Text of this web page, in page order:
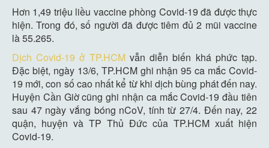
Hơn 1,49 triệu liều vaccine phòng Covid-19 đã được thực
hiện. Trong đó, số người đã được tiêm đủ 2 mũi vaccine
là 55.265.
Dịch Covid-19 ở TP.HCMvẫn diễn biến khá phức tạp.
Đặc biệt, ngày 13/6, TP.HCM ghi nhận 95 ca mắc Covid-
19 mới, con số cao nhất kể từ khi dịch bùng phát đến nay.
Huyện Cần Giờ cũng ghi nhận ca mắc Covid-19 đầu tiên
sau 47 ngày vắng bóng nCoV, tính từ 27/4. Đến nay, 22
quận, huyện và TP Thủ Đức của TP.HCM xuất hiện
Covid-19.